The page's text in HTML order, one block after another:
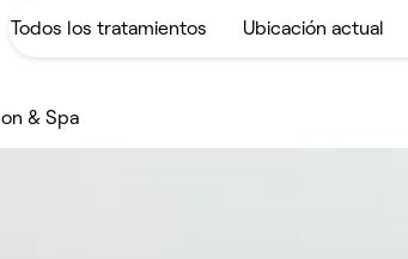
& Spa